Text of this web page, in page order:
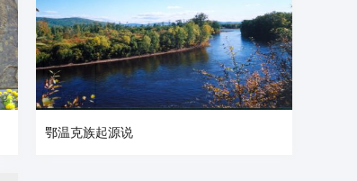
鄂温克族起源说